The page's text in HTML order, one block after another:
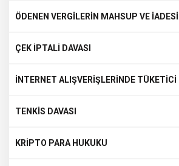
ÖDENEN VERGİLERİN MAHSUP VE İADESİ
ÇEK İPTALİ DAVASI
İNTERNET ALIŞVERİŞLERİNDE TÜKETİCİ
TENKİS DAVASI
KRİPTO PARA HUKUKU